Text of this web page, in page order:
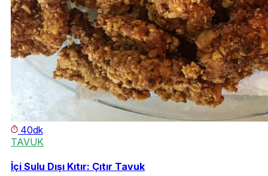
40dk
TAVUK
İçi Sulu Dışı Kıtır: Çıtır Tavuk